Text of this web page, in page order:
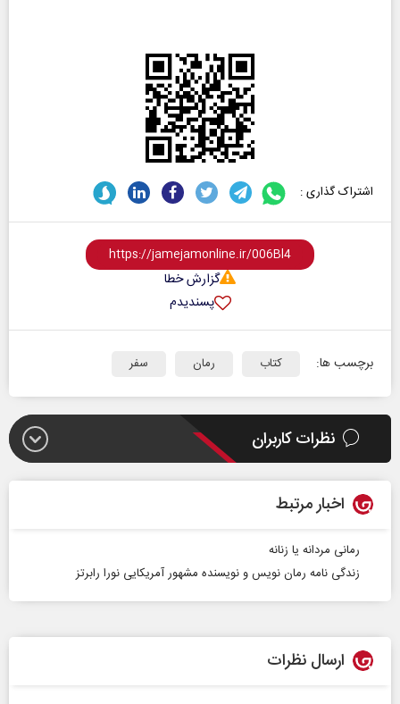
اشتراک گذاری :
گزارش خطا
پسندیدم
برچسب ها: کتاب رمان سفر
نظرات کاربران
اخبار مرتبط
رمانی مردانه یا زنانه
زندگی نامه رمان نویس و نویسنده مشهور آمریکایی نورا رابرتز
ارسال نظرات